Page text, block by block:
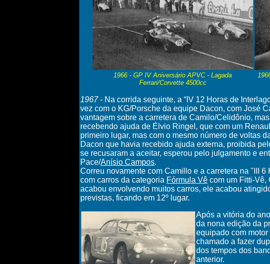
1966 - GP IV Aniversário APVC - Lagada
Ferrari/Corvette 4500cc
1967 - Na corrida seguinte, a “IV 12 Horas de
vez com o KG/Porsche da equipe Dacon, com José
vantagem sobre a carretera de Camilo/Celidônio,
recebendo ajuda de Élvio Ringel, que com um
primeiro lugar, mas com o mesmo número de voltas
Dacon que havia recebido ajuda externa, proibida
se recusaram a aceitar, esperou pelo julgamento e
Pace/Anísio Campos.
Correu novamente com Camillo e a carretera na "III 6
com carros da categoria Fórmula Vê com um Fitti-Vê,
acabou envolvendo muitos carros, ele acabou
previstas, ficando em 12º lugar.
Após a vitória do
da nona edição da
equipado com
chamado a fazer
dos tempos dos
anterior.